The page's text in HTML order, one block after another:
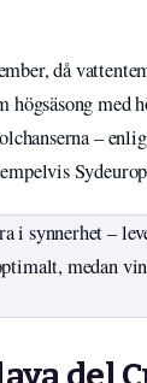
då
med
–
i synnerhet –
medan